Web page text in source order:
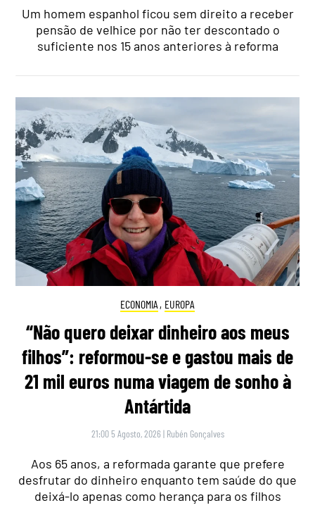
Um homem espanhol ficou sem direito a receber
pensão de velhice por não ter descontado o
suficiente nos 15 anos anteriores à reforma
ECONOMIA , EUROPA
“Não quero deixar dinheiro aos meus
filhos”: reformou-se e gastou mais de
21 mil euros numa viagem de sonho à
Antártida
21:00 5 Agosto, 2026 | Rubén Gonçalves
Aos 65 anos, a reformada garante que prefere
desfrutar do dinheiro enquanto tem saúde do que
deixá-lo apenas como herança para os filhos